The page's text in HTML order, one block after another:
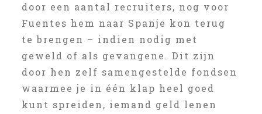
door een aantal recruiters, nog voor
Fuentes hem naar Spanje kon terug
te brengen – indien nodig met
geweld of als gevangene. Dit zijn
door hen zelf samengestelde fondsen
waarmee je in één klap heel goed
kunt spreiden, iemand geld lenen